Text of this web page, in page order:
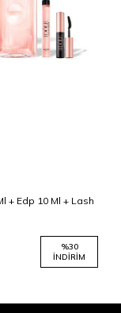
+ Edp 10 Ml + Lash
%30
İNDIRIM